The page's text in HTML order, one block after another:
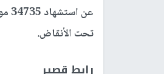
تحت الأنقاض.